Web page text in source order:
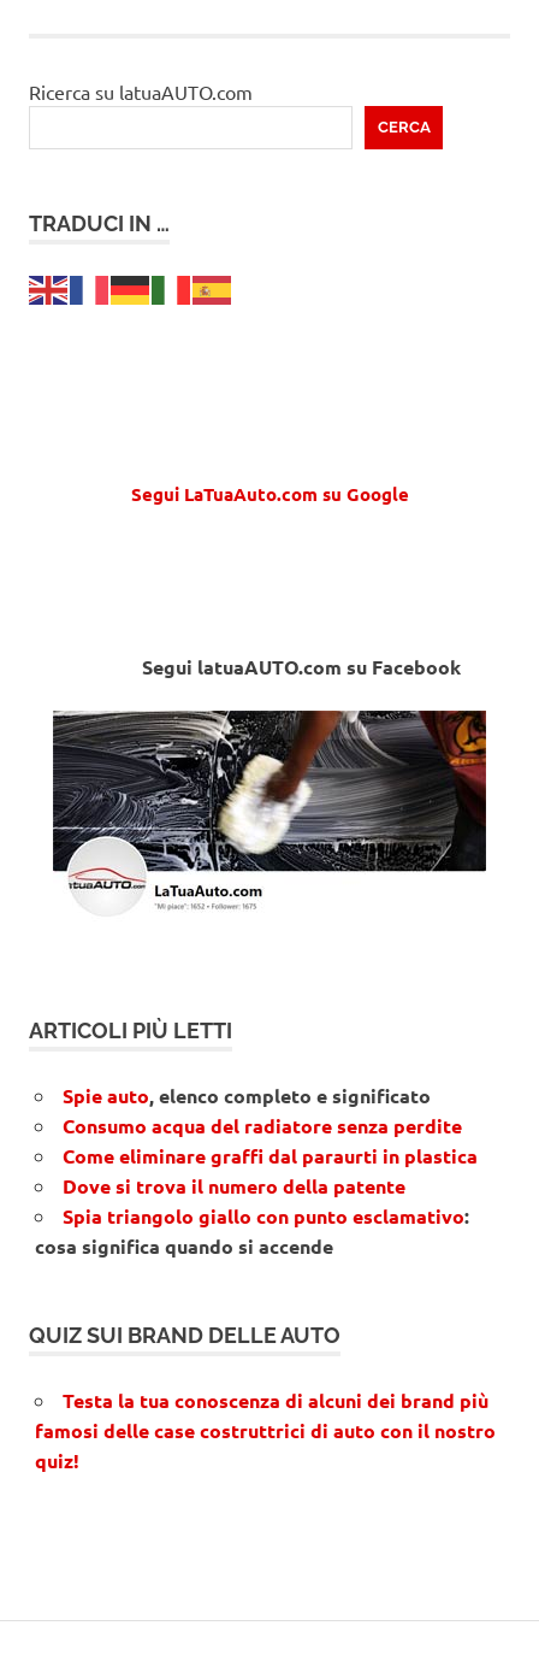
Ricerca su latuaAUTO.com
CERCA
TRADUCI IN …
Segui LaTuaAuto.com su Google
Segui latuaAUTO.com su Facebook
ARTICOLI PIÙ LETTI
Spie auto, elenco completo e significato
Consumo acqua del radiatore senza perdite
Come eliminare graffi dal paraurti in plastica
Dove si trova il numero della patente
Spia triangolo giallo con punto esclamativo:
cosa significa quando si accende
QUIZ SUI BRAND DELLE AUTO
Testa la tua conoscenza di alcuni dei brand più
famosi delle case costruttrici di auto con il nostro
quiz!